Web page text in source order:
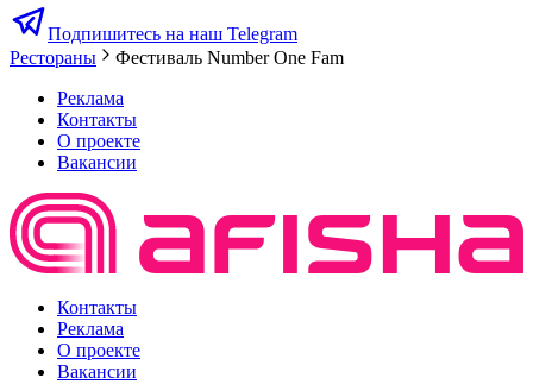
Подпишитесь на наш Telegram
Рестораны
Фестиваль Number One Fam
Реклама
Контакты
О проекте
Вакансии
Контакты
Реклама
О проекте
Вакансии